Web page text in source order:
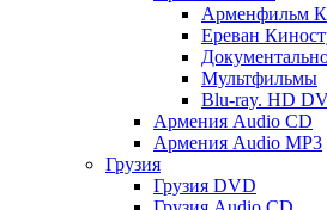
Арменфильм
Ереван
Мультфильмы
Blu-ray. HD
Армения Audio CD
Армения Audio MP3
Грузия
Грузия DVD